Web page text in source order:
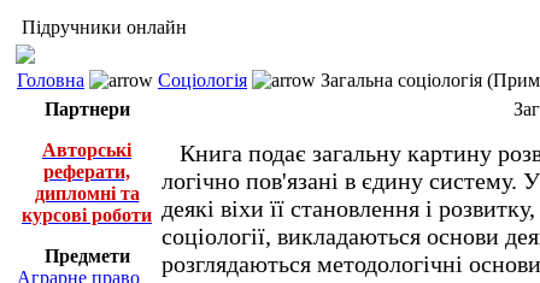
Підручники онлайн
Головна Соціологія
Загальна соціологія
Партнери
Авторські
реферати,
дипломні та
курсові роботи
Предмети
Аграрне право
Книга подає загальну картину
логічно пов'язані в єдину систему.
деякі віхи її становлення і
соціології, викладаються основи
розглядаються методологічні